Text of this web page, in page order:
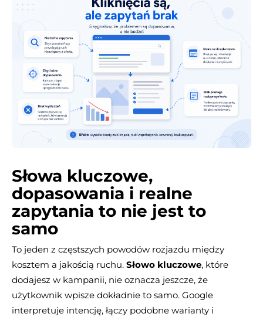
Słowa kluczowe,
dopasowania i realne
zapytania to nie jest to
samo
To jeden z częstszych powodów rozjazdu między
kosztem a jakością ruchu. Słowo kluczowe, które
dodajesz w kampanii, nie oznacza jeszcze, że
użytkownik wpisze dokładnie to samo. Google
interpretuje intencję, łączy podobne warianty i